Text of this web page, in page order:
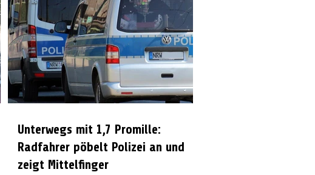
Unterwegs mit 1,7 Promille:
Radfahrer pöbelt Polizei an und
zeigt Mittelfinger